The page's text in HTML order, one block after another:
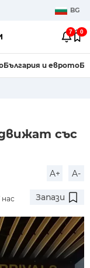
BG
7 0
България и еврото
със
A+ A-
нас Запази